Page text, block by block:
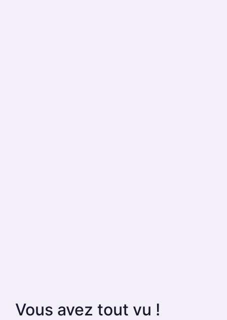
Vous avez tout vu !